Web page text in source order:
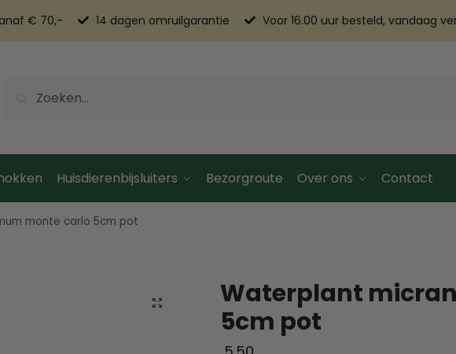
€ 70,- 14 dagen omruilgarantie Voor 16.00 uur besteld, vandaag
Huisdierenbijsluiters Bezorgroute Over ons Contact
monte carlo 5cm pot
Waterplant
5cm pot